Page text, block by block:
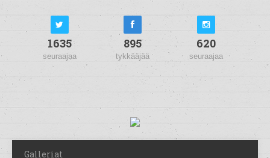
1635
seuraajaa
895
tykkääjää
620
seuraajaa
Galleriat